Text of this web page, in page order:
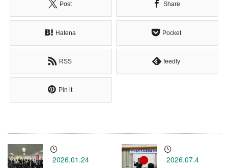
Post Share
Hatena Pocket
RSS feedly
Pin it
2026.01.24 2026.07.4